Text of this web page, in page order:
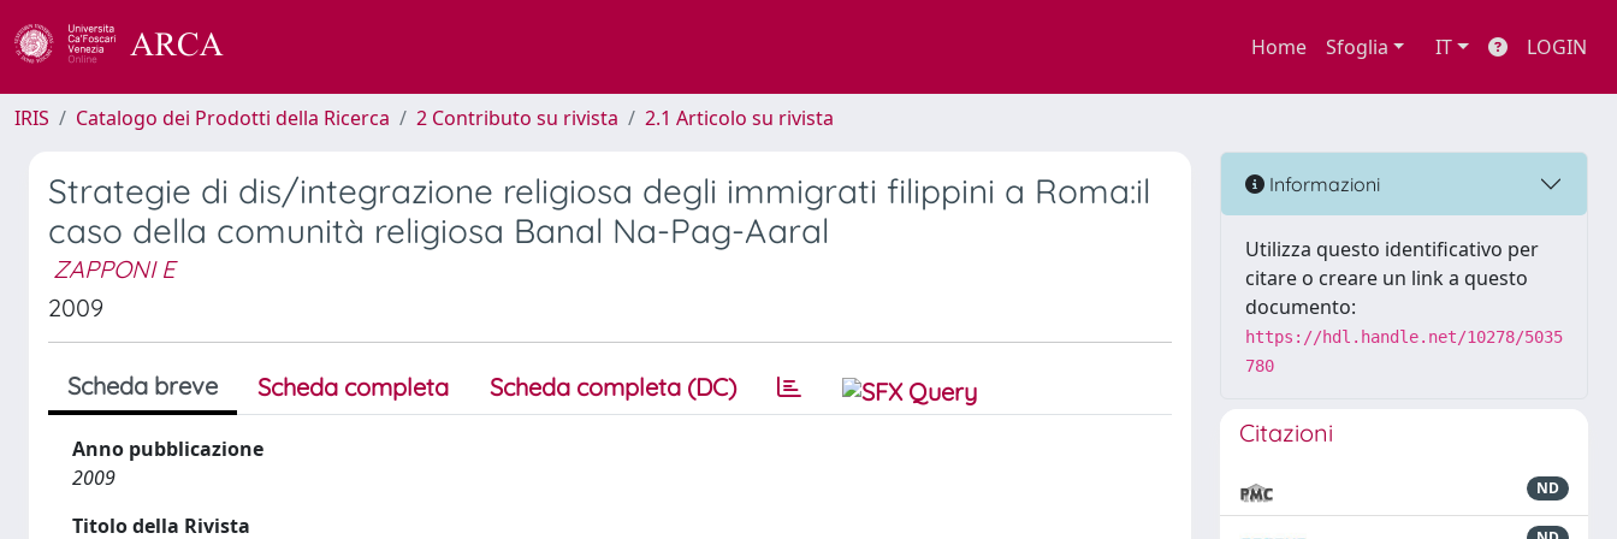
Home Sfoglia IT LOGIN
IRIS Catalogo dei Prodotti della Ricerca 2 Contributo su rivista 2.1 Articolo su rivista
Strategie di dis/integrazione religiosa degli immigrati filippini a Roma:il
caso della comunità religiosa Banal Na-Pag-Aaral
ZAPPONI E
2009
Scheda breve Scheda completa Scheda completa (DC)
Anno pubblicazione
2009
Titolo della Rivista
Informazioni
Utilizza questo identificativo per
citare o creare un link a questo
documento:
https://hdl.handle.net/10278/5035
780
Citazioni
ND